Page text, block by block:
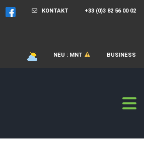
+33 (0)3 82 56 00 02
KONTAKT
BUSINESS
NEU : MNT